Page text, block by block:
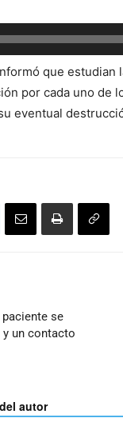
que
por cada uno de
eventual
se
un contacto
autor